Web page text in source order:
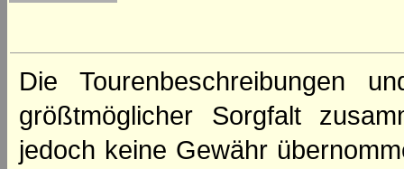
Die Tourenbeschreibungen
größtmöglicher Sorgfalt
jedoch keine Gewähr